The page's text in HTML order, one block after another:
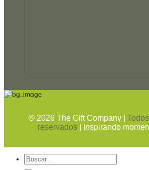
© 2026The Gift Company |
reservados
| Inspirando
Buscar
por: